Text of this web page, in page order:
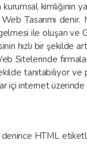
kimliğinin
Tasarımı
ile oluşan
hızlı bir şekilde
Sitelerinde
tanıtabiliyor ve
içi internet
HTML